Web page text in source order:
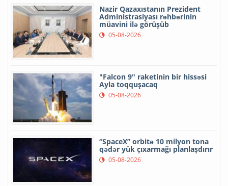
Nazir Qazaxıstanın Prezident
Administrasiyası rəhbərinin
müavini ilə görüşüb
05-08-2026
"Falcon 9" raketinin bir hissəsi
Ayla toqquşacaq
05-08-2026
“SpaceX” orbitə 10 milyon tona
qədər yük çıxarmağı planlaşdırır
05-08-2026